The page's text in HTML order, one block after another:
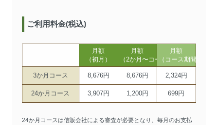
ご利用料金(税込)
月額
（初月）
月額
（2か月〜コース期間まで）
月額
（コース期間以降）
3か月コース 8,676円 8,676円 2,324円
24か月コース 3,907円 1,200円 699円
24か月コースは信販会社による審査が必要となり、毎月のお支払